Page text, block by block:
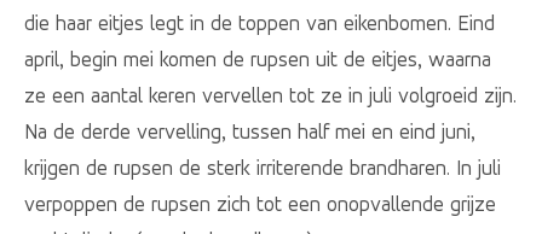
die haar eitjes legt in de toppen van eikenbomen. Eind
april, begin mei komen de rupsen uit de eitjes, waarna
ze een aantal keren vervellen tot ze in juli volgroeid zijn.
Na de derde vervelling, tussen half mei en eind juni,
krijgen de rupsen de sterk irriterende brandharen. In juli
verpoppen de rupsen zich tot een onopvallende grijze